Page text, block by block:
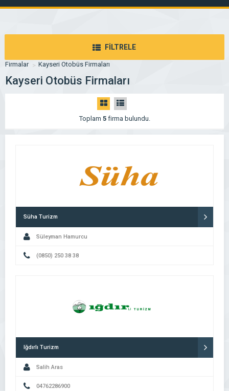
FİLTRELE
Firmalar Kayseri Otobüs Firmaları
Kayseri Otobüs Firmaları
Toplam 5firma bulundu.
Süha Turizm
Süleyman Hamurcu
(0850) 250 38 38
Iğdırlı Turizm
Salih Aras
04762286900